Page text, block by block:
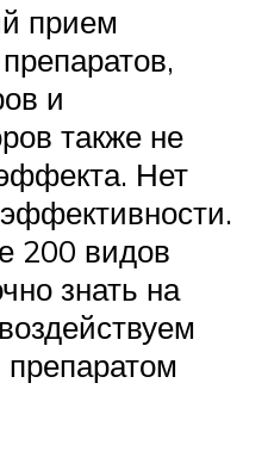
прием
и
также не
Нет
200 видов
знать на